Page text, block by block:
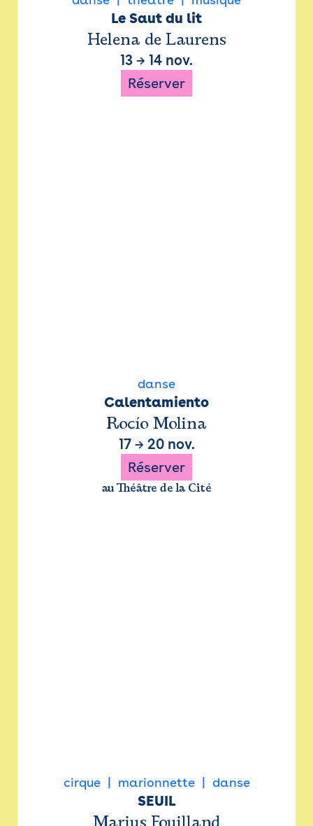
Le Saut du lit
Helena de Laurens
13 → 14 nov.
Réserver
danse
Calentamiento
Rocío Molina
17→ 20 nov.
Réserver
au Théâtre de la Cité
cirque marionnette danse
SEUIL